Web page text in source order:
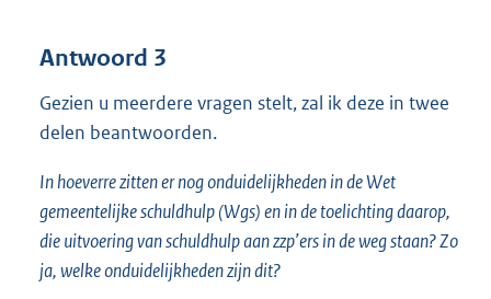
Antwoord 3
Gezien u meerdere vragen stelt, zal ik deze in twee
delen beantwoorden.
In hoeverre zitten er nog onduidelijkheden in de Wet
gemeentelijke schuldhulp (Wgs) en in de toelichting daarop,
die uitvoering van schuldhulp aan zzp’ers in de weg staan? Zo
ja, welke onduidelijkheden zijn dit?